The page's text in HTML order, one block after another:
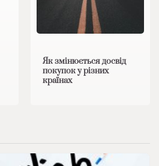
Як змінюється досвід
покупок у різних
країнах